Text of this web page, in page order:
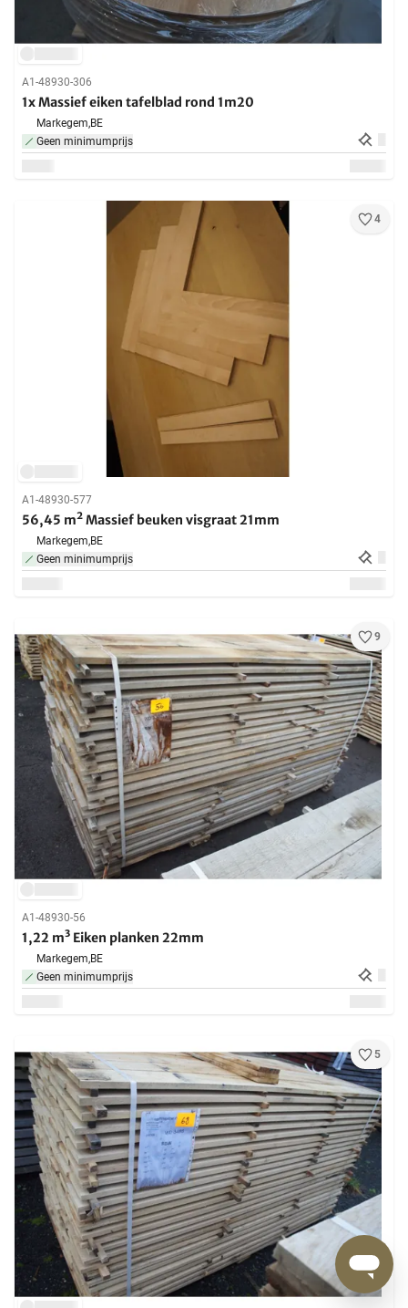
A1-48930-306
1x Massief eiken tafelblad rond 1m20
Markegem,BE
Geen minimumprijs
4
A1-48930-577
56,45 m² Massief beuken visgraat 21mm
Markegem,BE
Geen minimumprijs
9
A1-48930-56
1,22 m³ Eiken planken 22mm
Markegem,BE
Geen minimumprijs
5